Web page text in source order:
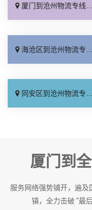
厦门到沧州物流专线_实时跟踪 「上门提货」
海沧区到沧州物流专线_资质齐全「直达特快专线」
同安区到沧州物流专线_托运省心「合理收费」
厦门到
服务网络强势铺开，遍及
镇，全力击破 “最